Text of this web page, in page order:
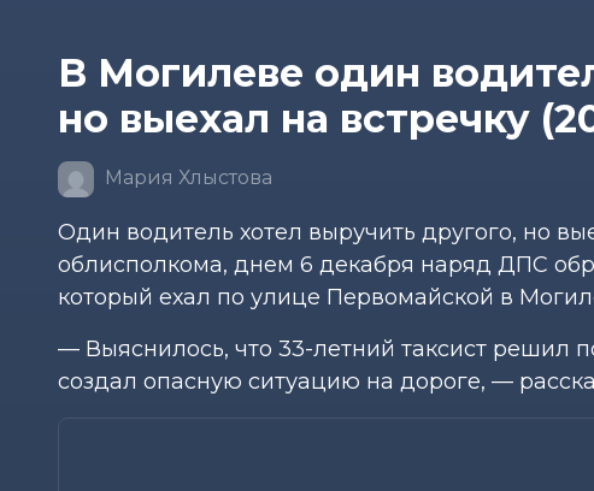
В Могилеве один
но выехал на встречку
Мария Хлыстова
Один водитель хотел выручить другого, но
облисполкома, днем 6 декабря наряд ДПС
который ехал по улице Первомайской в
— Выяснилось, что 33-летний таксист решил
создал опасную ситуацию на дороге, —